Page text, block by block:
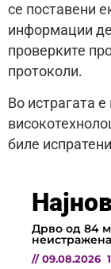
се поставени
информации
проверките
протоколи.
Во истрагата
биле
Дрво од 84
// 09.08.2026